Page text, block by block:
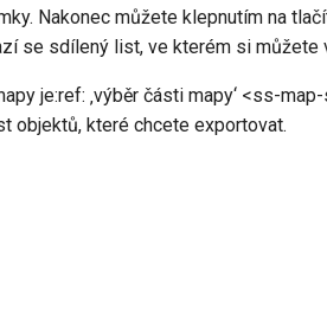
Nakonec můžete klepnutím na
se sdílený list, ve kterém si můžete
je:ref: ‚výběr části mapy‘ <ss-
objektů, které chcete exportovat.